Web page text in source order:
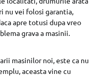
nu vei folosi garantia,
apre totusi dupa vreo
grava a masinii.
masinilor noi, este ca nu
aceasta vine cu